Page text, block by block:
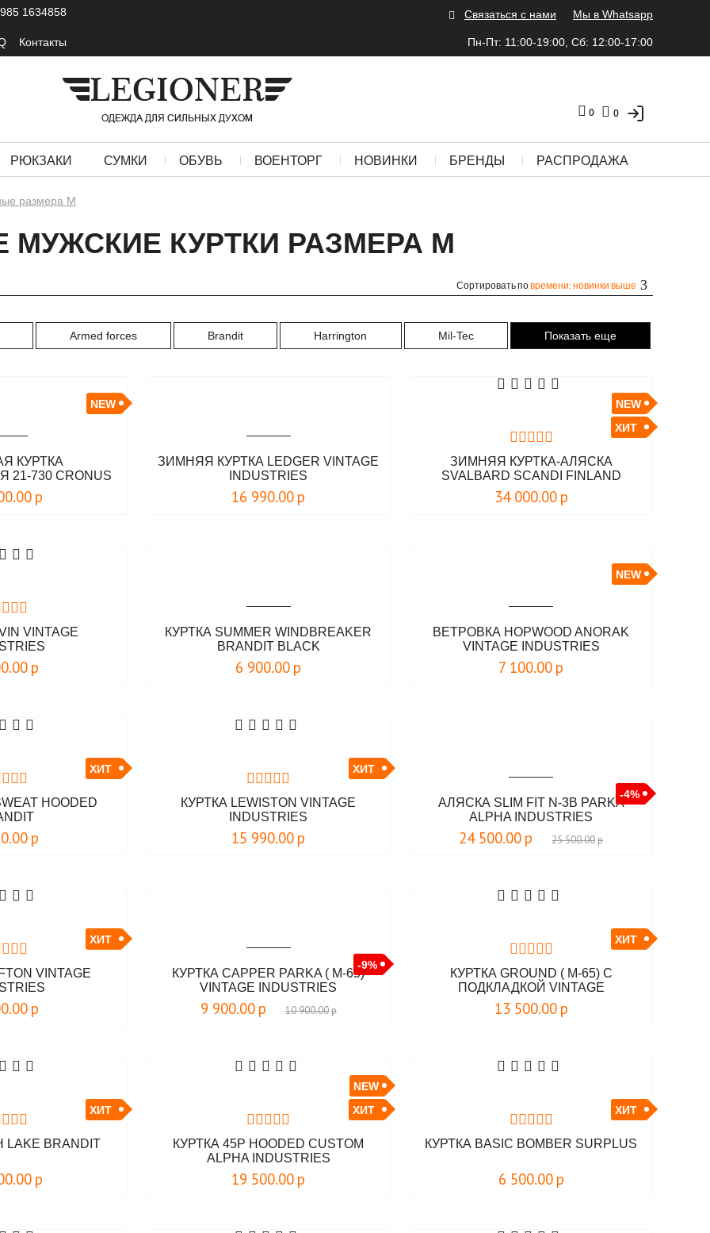
1634858 Связаться с нами Мы в Whatsapp
Контакты Пн-Пт: 11:00-19:00, Сб: 12:00-17:00
0
0
РЮКЗАКИ СУМКИ ОБУВЬ ВОЕНТОРГ НОВИНКИ БРЕНДЫ РАСПРОДАЖА
размера M
МУЖСКИЕ КУРТКИ РАЗМЕРА M
Сортировать повремени: новинки выше
Armed forces Brandit Harrington Mil-Tec Показать еще
NEW
КУРТКА
730 CRONUS
LAG р
ЗИМНЯЯ КУРТКА LEDGER VINTAGE
INDUSTRIES
16 990.00 р
NEW
ХИТ
ЗИМНЯЯ КУРТКА-АЛЯСКА
SVALBARD SCANDI FINLAND
34 000.00 р
VINTAGE
р
КУРТКА SUMMER WINDBREAKER
BRANDIT BLACK
6 900.00 р
NEW
ВЕТРОВКА HOPWOOD ANORAK
VINTAGE INDUSTRIES
7 100.00 р
ХИТ
HOODED
р
ХИТ
КУРТКА LEWISTON VINTAGE
INDUSTRIES
15 990.00 р
-4%
АЛЯСКА SLIM FIT N-3B PARKA
ALPHA INDUSTRIES
24 500.00 р 25 500.00р
ХИТ
VINTAGE
р
-9%
КУРТКА CAPPER PARKA ( M-65)
VINTAGE INDUSTRIES
9 900.00 р 10 900.00р
ХИТ
КУРТКА GROUND ( М-65) С
ПОДКЛАДКОЙ VINTAGE
INDUSTRIES
13 500.00 р
ХИТ
LAKE BRANDIT
р
NEW
ХИТ
КУРТКА 45P HOODED CUSTOM
ALPHA INDUSTRIES
19 500.00 р
ХИТ
КУРТКА BASIC BOMBER SURPLUS
6 500.00 р